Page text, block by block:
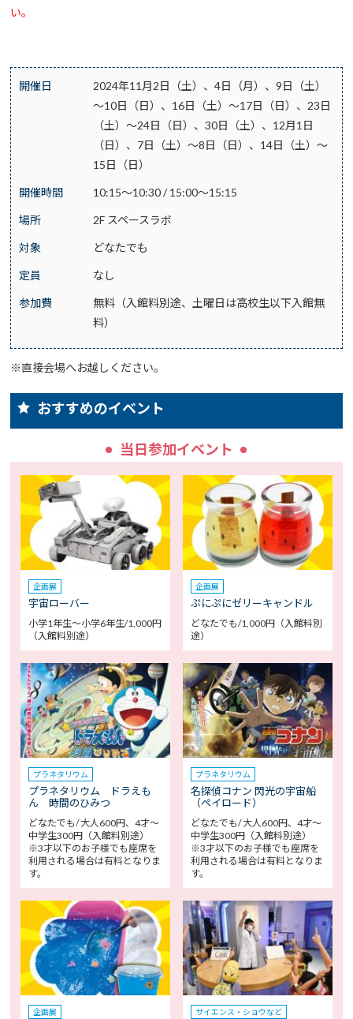
い。
開催日
2024年11月2日（土）、4日（月）、9日（土）
～10日（日）、16日（土）～17日（日）、23日
（土）～24日（日）、30日（土）、12月1日
（日）、7日（土）～8日（日）、14日（土）～
15日（日）
開催時間 10:15～10:30 / 15:00～15:15
場所 2F スペースラボ
対象 どなたでも
定員 なし
参加費
無料（入館料別途、土曜日は高校生以下入館無
料）
※直接会場へお越しください。
おすすめのイベント
当日参加イベント
企画展
宇宙ローバー
小学1年生～小学6年生/1,000円
（入館料別途）
企画展
ぷにぷにゼリーキャンドル
どなたでも/1,000円（入館料別
途）
プラネタリウム
プラネタリウム ドラえも
ん 時間のひみつ
どなたでも/ 大人600円、4才～
中学生300円（入館料別途）
※3才以下のお子様でも座席を
利用される場合は有料となりま
す。
プラネタリウム
名探偵コナン 閃光の宇宙船
（ペイロード）
どなたでも/ 大人600円、4才～
中学生300円（入館料別途）
※3才以下のお子様でも座席を
利用される場合は有料となりま
す。
企画展 サイエンス・ショウなど